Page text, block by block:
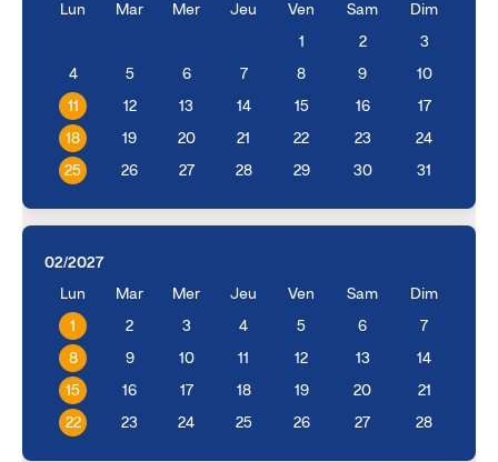
Lun
Mar Mer Jeu Ven Sam Dim
1 2 3
4 5 6 7 8 9 10
11 12 13 14 15 16 17
18 19 20 21 22 23 24
25 26 27 28 29 30 31
02/2027
Lun
Mar Mer Jeu Ven Sam Dim
1 2 3 4 5 6 7
8 9 10 11 12 13 14
15 16 17 18 19 20 21
22 23 24 25 26 27 28